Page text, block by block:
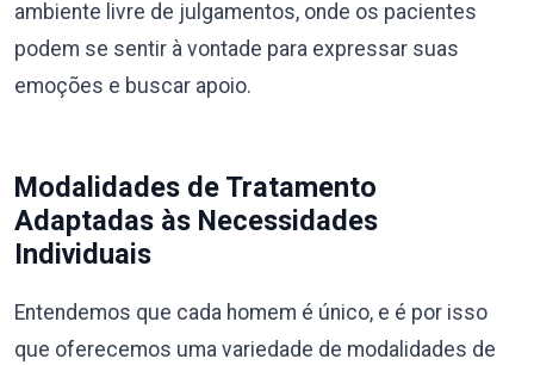
ambiente livre de julgamentos, onde os pacientes
podem se sentir à vontade para expressar suas
emoções e buscar apoio.
Modalidades de Tratamento
Adaptadas às Necessidades
Individuais
Entendemos que cada homem é único, e é por isso
que oferecemos uma variedade de modalidades de